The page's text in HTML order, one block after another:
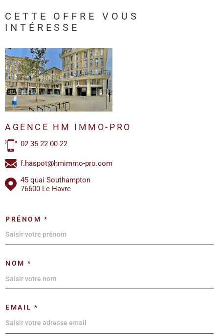
CETTE OFFRE
VOUS
INTÉRESSE
AGENCE HM IMMO-PRO
02 35 22 00 22
f.haspot@hmimmo-pro.com
45 quai Southampton
76600 Le Havre
PRÉNOM *
NOM *
EMAIL *